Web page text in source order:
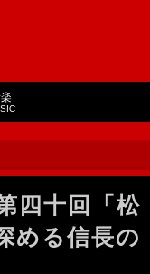
四十回「松
める信長の